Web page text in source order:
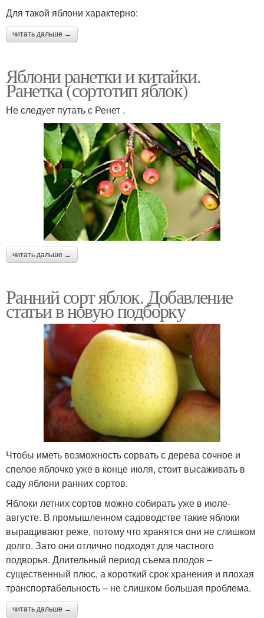
Для такой яблони характерно:
читать дальше →
Яблони ранетки и китайки.
Ранетка (сортотип яблок)
Не следует путать с Ренет .
читать дальше →
Ранний сорт яблок. Добавление
статьи в новую подборку
Чтобы иметь возможность сорвать с дерева сочное и
спелое яблочко уже в конце июля, стоит высаживать в
саду яблони ранних сортов.
Яблоки летних сортов можно собирать уже в июле-
августе. В промышленном садоводстве такие яблоки
выращивают реже, потому что хранятся они не слишком
долго. Зато они отлично подходят для частного
подворья. Длительный период съема плодов –
существенный плюс, а короткий срок хранения и плохая
транспортабельность – не слишком большая проблема.
читать дальше →